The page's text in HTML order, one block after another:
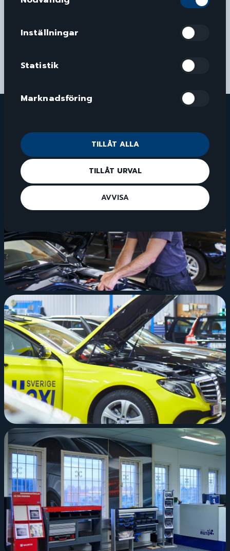
Inställningar
Statistik
Marknadsföring
TILLÅT ALLA
TILLÅT URVAL
AVVISA
LÄS MER
Verkstad